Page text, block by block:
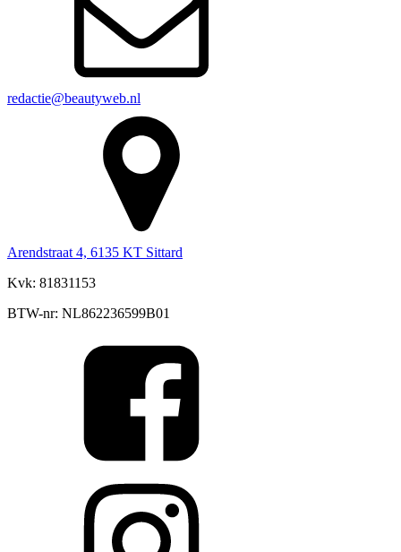
redactie@beautyweb.nl
Arendstraat 4, 6135 KT Sittard
Kvk: 81831153
BTW-nr: NL862236599B01